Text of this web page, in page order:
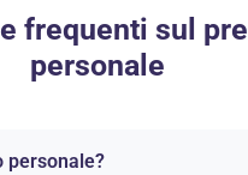
frequenti sul
personale
personale?